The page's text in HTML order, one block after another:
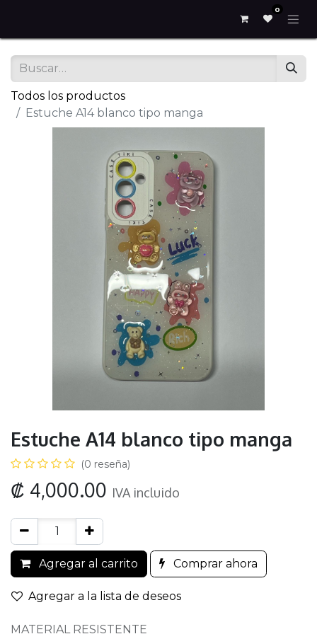
0
Todos los productos
Estuche A14 blanco tipo manga
Estuche A14 blanco tipo manga
(0 reseña)
₡ 4,000.00 IVA incluido
Agregar al carrito Comprar ahora
Agregar a la lista de deseos
MATERIAL RESISTENTE